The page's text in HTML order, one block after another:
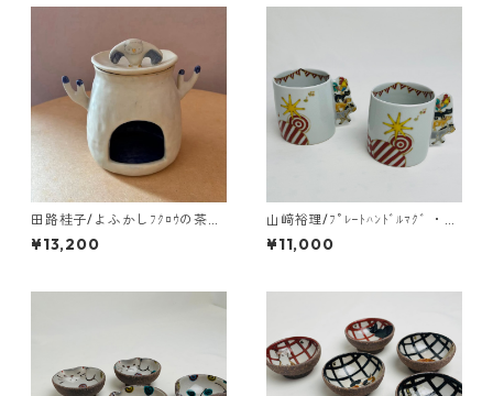
田路桂子/よふかしﾌｸﾛｳの茶香
炉
¥13,200
山﨑裕理/ﾌﾟﾚｰﾄﾊﾝﾄﾞﾙﾏｸﾞ ・ﾌﾞ
ﾚｰﾒﾝの音楽隊
¥11,000